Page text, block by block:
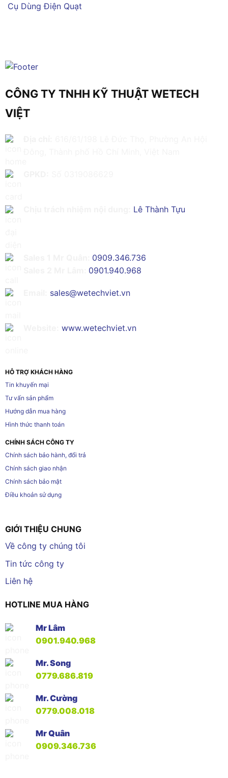
Cụ Dùng Điện Quạt
CÔNG TY TNHH KỸ THUẬT WETECH
VIỆT
Lê Thành Tựu
0909.346.736
0901.940.968
sales@wetechviet.vn
www.wetechviet.vn
HỖ TRỢ KHÁCH HÀNG
Tin khuyến mại
Tư vấn sản phẩm
Hướng dẫn mua hàng
Hình thức thanh toán
CHÍNH SÁCH CÔNG TY
Chính sách bảo hành, đổi trả
Chính sách giao nhận
Chính sách bảo mật
Điều khoản sử dụng
GIỚI THIỆU CHUNG
Về công ty chúng tôi
Tin tức công ty
Liên hệ
HOTLINE MUA HÀNG
Mr Lâm
0901.940.968
Mr. Song
0779.686.819
Mr. Cường
0779.008.018
Mr Quân
0909.346.736